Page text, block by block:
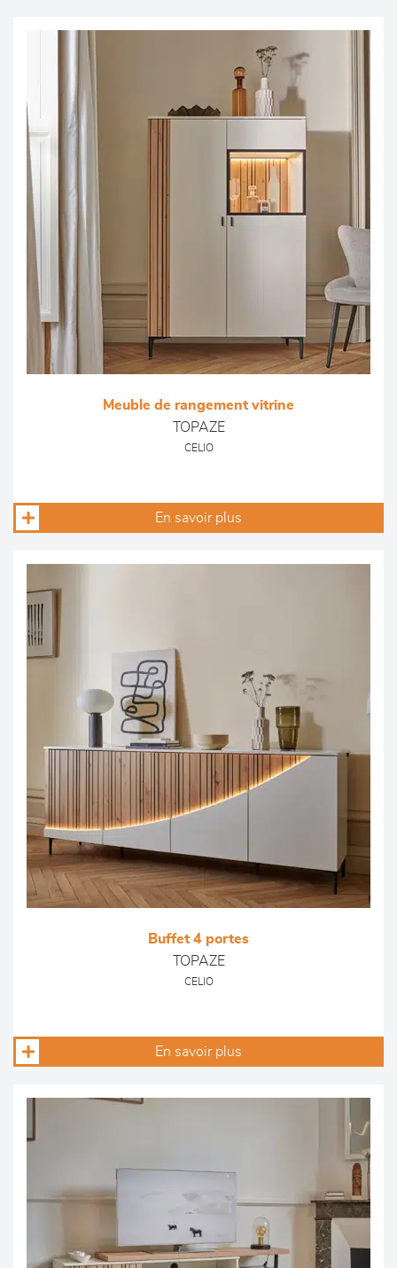
Meuble de rangement vitrine
TOPAZE
CELIO
En savoir plus
Buffet 4 portes
TOPAZE
CELIO
En savoir plus